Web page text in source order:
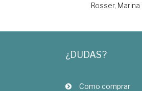
Rosser, Marina
¿DUDAS?
Como comprar